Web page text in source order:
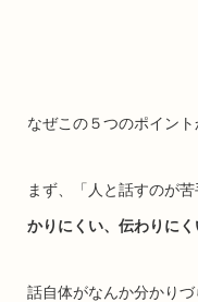
なぜこの５つのポイント
まず、「人と話すのが
かりにくい、伝わりにく
話自体がなんか分かり